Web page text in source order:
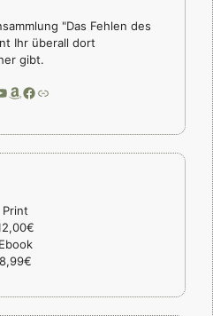
"Das Fehlen des
Ihr überall dort
gibt.
Amazon
Facebook
Link
Print
Ebook
8,99€